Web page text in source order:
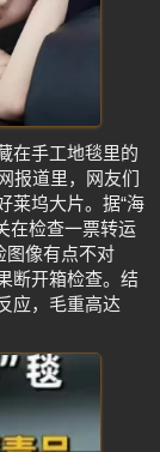
在手工地毯里的
报道里，网友们
莱坞大片。据“海
在检查一票转运
图像有点不对
断开箱检查。结
应，毛重高达